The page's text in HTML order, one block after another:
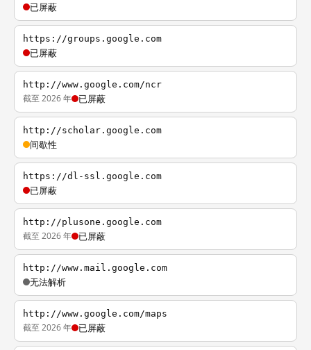
已屏蔽
https://groups.google.com
已屏蔽
http://www.google.com/ncr
截至 2026 年 已屏蔽
http://scholar.google.com
间歇性
https://dl-ssl.google.com
已屏蔽
http://plusone.google.com
截至 2026 年 已屏蔽
http://www.mail.google.com
无法解析
http://www.google.com/maps
截至 2026 年 已屏蔽